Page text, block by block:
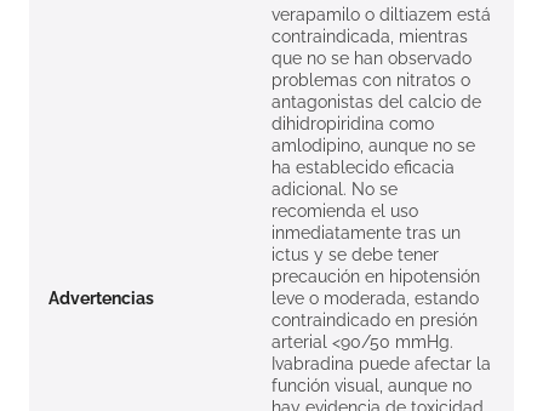
Advertencias
verapamilo o diltiazem está
contraindicada, mientras
que no se han observado
problemas con nitratos o
antagonistas del calcio de
dihidropiridina como
amlodipino, aunque no se
ha establecido eficacia
adicional. No se
recomienda el uso
inmediatamente tras un
ictus y se debe tener
precaución en hipotensión
leve o moderada, estando
contraindicado en presión
arterial <90/50 mmHg.
Ivabradina puede afectar la
función visual, aunque no